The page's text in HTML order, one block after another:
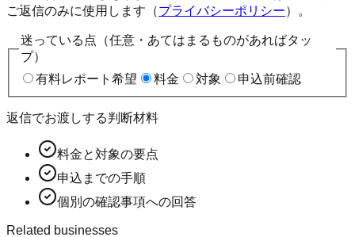
ご返信のみに使用します（プライバシーポリシー）。
迷っている点（任意・あてはまるものがあればタッ
プ）
有料レポート希望
料金 対象 申込前確認
返信でお渡しする判断材料
料金と対象の要点
申込までの手順
個別の確認事項への回答
Related businesses